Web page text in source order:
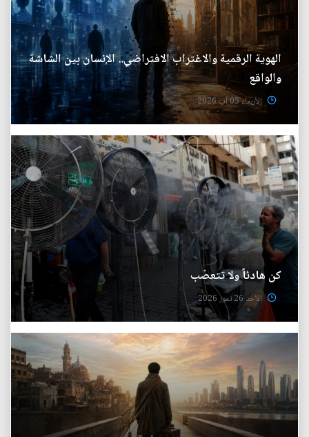
الهوية الرقمية والاغتراب الافتراضي.. الإنسان بين الشاشة
والواقع
الأربعاء 05 آب 2026
كن هادئاً ولا تتعصّب
الأحد 26 تموز 2026